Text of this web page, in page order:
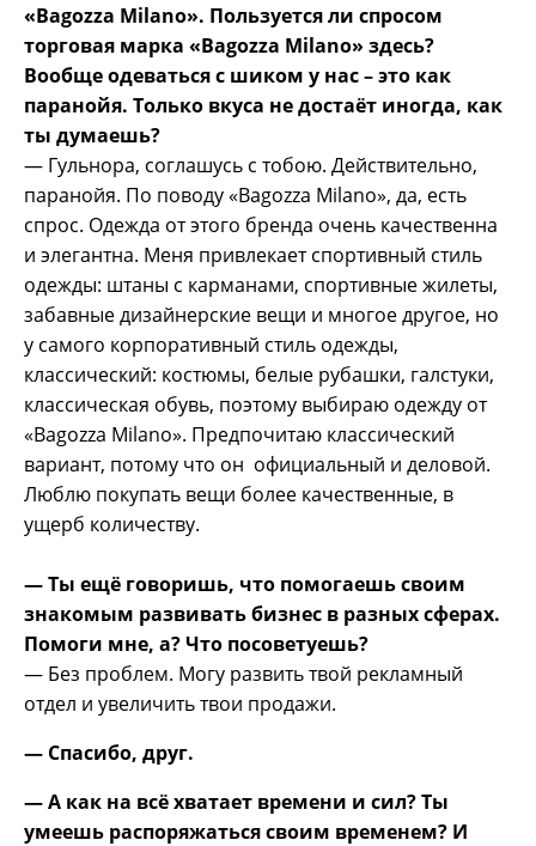
«Bagozza Milano». Пользуется ли спросом
торговая марка «Bagozza Milano» здесь?
Вообще одеваться с шиком у нас – это как
паранойя. Только вкуса не достаёт иногда, как
ты думаешь?
— Гульнора, соглашусь с тобою. Действительно,
паранойя. По поводу «Bagozza Milano», да, есть
спрос. Одежда от этого бренда очень качественна
и элегантна. Меня привлекает спортивный стиль
одежды: штаны с карманами, спортивные жилеты,
забавные дизайнерские вещи и многое другое, но
у самого корпоративный стиль одежды,
классический: костюмы, белые рубашки, галстуки,
классическая обувь, поэтому выбираю одежду от
«Bagozza Milano». Предпочитаю классический
вариант, потому что он официальный и деловой.
Люблю покупать вещи более качественные, в
ущерб количеству.
— Ты ещё говоришь, что помогаешь своим
знакомым развивать бизнес в разных сферах.
Помоги мне, а? Что посоветуешь?
— Без проблем. Могу развить твой рекламный
отдел и увеличить твои продажи.
— Спасибо, друг.
— А как на всё хватает времени и сил? Ты
умеешь распоряжаться своим временем? И